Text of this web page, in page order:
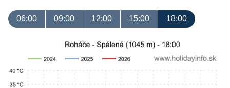
06:00 09:00 12:00 15:00 18:00